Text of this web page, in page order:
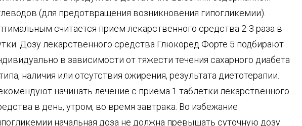
(для предотвращения возникновения гипогликемии).
считается прием лекарственного средства 2-3 раза в
Дозу лекарственного средства Глюкоред Форте 5 подбирают
в зависимости от тяжести течения сахарного диабета
наличия или отсутствия ожирения, результата диетотерапии.
начинать лечение с приема 1 таблетки лекарственного
в день, утром, во время завтрака. Во избежание
начальная доза не должна превышать суточную дозу